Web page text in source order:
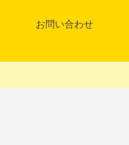
お問い合わせ